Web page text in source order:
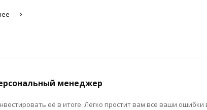
менеджер
её в итоге. Легко простит вам все ваши ошибки